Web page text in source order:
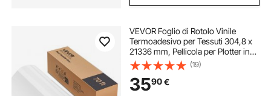
VEVOR Foglio di Rotolo Vinile
Termoadesivo per Tessuti 304,8 x
21336 mm, Pellicola per Plotter in
Vinile a Trasferimento Termico per
Macchine da Taglio, per Magliette
Cuscini Cappelli, HTV, Bianco
(19)
3590€